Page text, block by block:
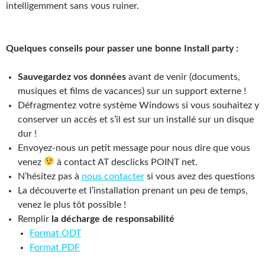
intelligemment sans vous ruiner.
Quelques conseils pour passer une bonne Install party :
Sauvegardez vos données avant de venir (documents,
musiques et films de vacances) sur un support externe !
Défragmentez votre système Windows si vous souhaitez y
conserver un accès et s’il est sur un installé sur un disque
dur !
Envoyez-nous un petit message pour nous dire que vous
venez
à contact AT desclicks POINT net.
N’hésitez pas à nous contacter si vous avez des questions
La découverte et l’installation prenant un peu de temps,
venez le plus tôt possible !
Remplir la décharge de responsabilité
Format ODT
Format PDF